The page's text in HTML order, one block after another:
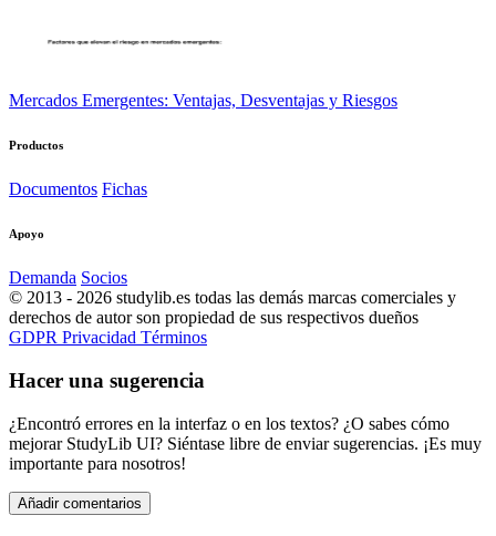
Mercados Emergentes: Ventajas, Desventajas y Riesgos
Productos
Documentos Fichas
Apoyo
Demanda Socios
© 2013 - 2026 studylib.es todas las demás marcas comerciales y
derechos de autor son propiedad de sus respectivos dueños
GDPR Privacidad Términos
Hacer una sugerencia
¿Encontró errores en la interfaz o en los textos? ¿O sabes cómo
mejorar StudyLib UI? Siéntase libre de enviar sugerencias. ¡Es muy
importante para nosotros!
Añadir comentarios